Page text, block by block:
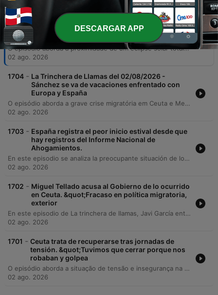
Episodios
1705 - España se prepara para un eclipse solar total
después de 114 años.
O episódio aborda a proximidade de um eclipse solar total, destacando o impacto deste fenômeno astronômico na Península Ibérica. Com a participação de Telmo Fernández, diretor do Planetário de Madrid, o programa discute a trajetória da sombra lunar, as diferenças entre eclipses totais e parciais para diferentes regiões e os efeitos observados na fauna e flora devido à alteração da luminosidade e temperatura. A conversa também oferece orientações cruciais sobre segurança ocular, alertando contra o uso de óculos de sol comuns e recomendando o uso de equipamentos homologados para evitar danos permanentes à visão. O conteúdo serve como um guia informativo para entusiastas que planejam observar o fenômeno.
02 ago. 2026
1704 - La Trinchera de Llamas del 02/08/2026 -
Sánchez se va de vacaciones enfrentado con
Europa y España
O episódio aborda a grave crise migratória em Ceuta e Melilla, analisando as críticas à gestão do governo de Pedro Sánchez, que é acusado de passividade diante da pressão de Marrocos. O debate explora as implicações para a soberania espanhola, o papel das instituições e as tensões diplomáticas com a União Europeia. Além da crise fronteiriça, o programa discute investigações sobre corrupção envolvendo o ex-presidente Zapatero, atualidade política no Peru e na Catalunha, além de temas variados como segurança aquática no verão e as orientações para a observação do próximo eclipse solar total na Península Ibérica.
02 ago. 2026
1703 - España registra el peor inicio estival desde que
hay registros del Informe Nacional de
Ahogamientos.
En este episodio se analiza la preocupante situación de los ahogamientos no intencionales en España durante el presente verano. Con una cifra que ya alcanza las 274 víctimas en lo que va de año, se debate sobre la ineficacia de las medidas actuales y la necesidad de una estrategia nacional de seguridad acuática. El invitado, Manuel Herrera, presidente de la Sociedad Española de Salud Pública y Administración Sanitaria (SESPA), aporta datos clave sobre los riesgos en zonas no vigiladas, el peligro de las zambullidas y la vulnerabilidad de colectivos específicos como niños y personas mayores. La conversación aborda también otros factores de riesgo, como la falta de supervisión en piscinas particulares y los peligros derivados de actividades recreativas sin conocimiento del entorno. Finalmente, se trata el mito del corte de digestión y la importancia de la precaución ante cambios bruscos de temperatura.
02 ago. 2026
1702 - Miguel Tellado acusa al Gobierno de lo ocurrido
en Ceuta. &quot;Fracaso en política migratoria,
exterior
En este episodio de La trinchera de llamas, Javi García entrevista telefónicamente a Miguel Tellado, secretario general del Partido Popular, desde Ceuta. El debate se centra en la situación de tensión fronteriza tras la entrada masiva de inmigrantes irregulares en la ciudad autónoma y las críticas hacia la gestión del Gobierno de España. Tellado analiza lo que califica como un fallo en las políticas migratoria, exterior y de seguridad del Estado, denunciando una falta de comunicación entre el Gobierno central y la oposición. La conversación también aborda las posibles estrategias electorales del Partido Popular para las próximas elecciones y su postura respecto a pactos con otros partidos políticos.
02 ago. 2026
1701 - Ceuta trata de recuperarse tras jornadas de
tensión. &quot;Tuvimos que cerrar porque nos
robaban y golpea
O episódio aborda a situação de tensão e insegurança na cidade de Ceuta, focando no relato de Mari Carmen Díaz sobre o fluxo migratório e os impactos na vida dos residentes locais. A reportagem detalha as operações das forças de segurança para controlar a fronteira e o sentimento de desproteção da população diante do aumento constante de imigrantes na região. A conversa explora o contraste entre as declarações oficiais do governo espanhol e a realidade vivida nas ruas, mencionando episódios de incerteza, fechamento de comércios e a necessidade de maior proteção nas fronteiras terrestres e marítimas.
02 ago. 2026
DESCARGAR APP